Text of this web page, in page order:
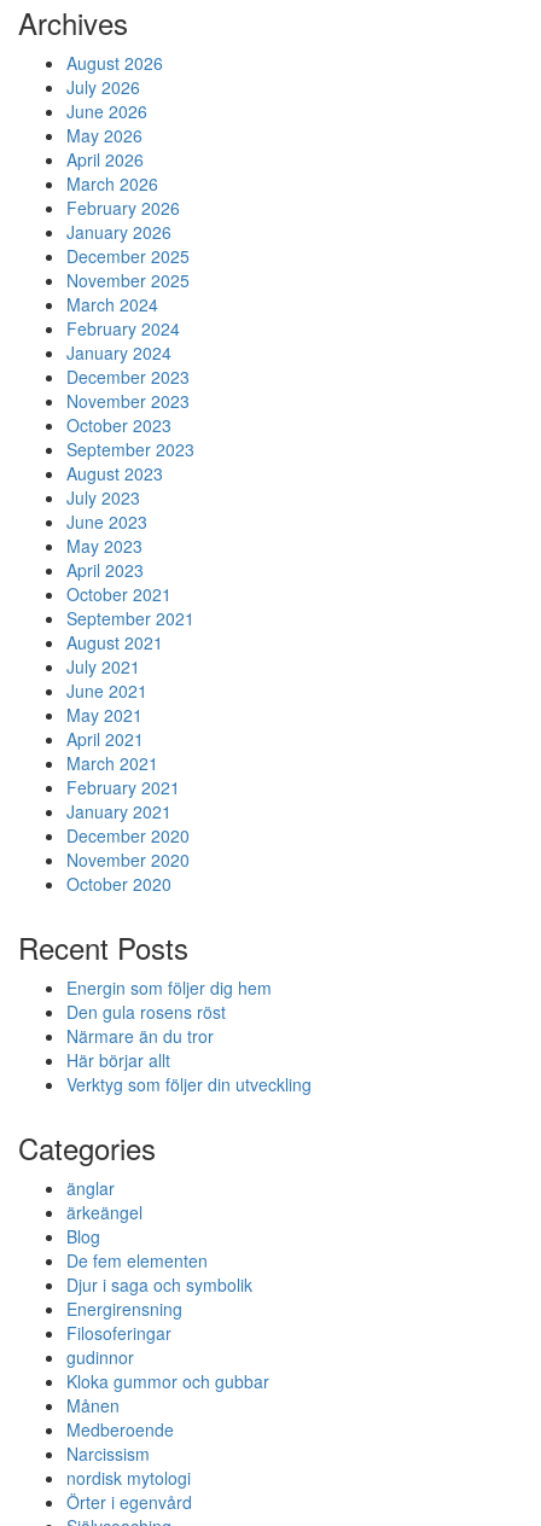
Archives
August 2026
July 2026
June 2026
May 2026
April 2026
March 2026
February 2026
January 2026
December 2025
November 2025
March 2024
February 2024
January 2024
December 2023
November 2023
October 2023
September 2023
August 2023
July 2023
June 2023
May 2023
April 2023
October 2021
September 2021
August 2021
July 2021
June 2021
May 2021
April 2021
March 2021
February 2021
January 2021
December 2020
November 2020
October 2020
Recent Posts
Energin som följer dig hem
Den gula rosens röst
Närmare än du tror
Här börjar allt
Verktyg som följer din utveckling
Categories
änglar
ärkeängel
Blog
De fem elementen
Djur i saga och symbolik
Energirensning
Filosoferingar
gudinnor
Kloka gummor och gubbar
Månen
Medberoende
Narcissism
nordisk mytologi
Örter i egenvård